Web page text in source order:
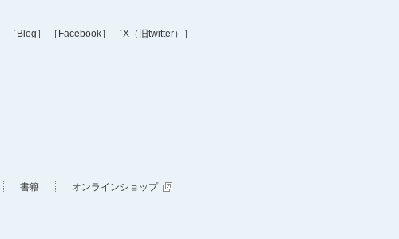
［Blog］ ［Facebook］ ［X（旧twitter）］
書籍 オンラインショップ